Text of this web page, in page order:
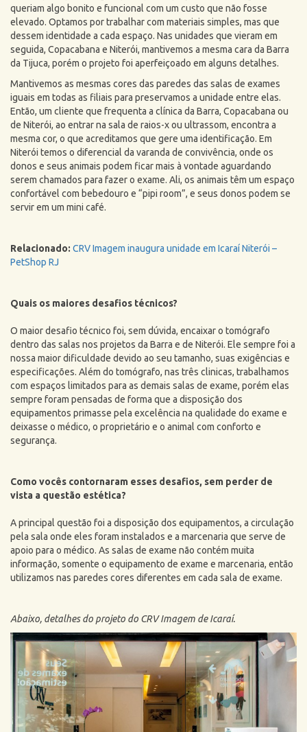
queriam algo bonito e funcional com um custo que não fosse
elevado. Optamos por trabalhar com materiais simples, mas que
dessem identidade a cada espaço. Nas unidades que vieram em
seguida, Copacabana e Niterói, mantivemos a mesma cara da Barra
da Tijuca, porém o projeto foi aperfeiçoado em alguns detalhes.
Mantivemos as mesmas cores das paredes das salas de exames
iguais em todas as filiais para preservamos a unidade entre elas.
Então, um cliente que frequenta a clínica da Barra, Copacabana ou
de Niterói, ao entrar na sala de raios-x ou ultrassom, encontra a
mesma cor, o que acreditamos que gere uma identificação. Em
Niterói temos o diferencial da varanda de convivência, onde os
donos e seus animais podem ficar mais à vontade aguardando
serem chamados para fazer o exame. Ali, os animais têm um espaço
confortável com bebedouro e “pipi room”, e seus donos podem se
servir em um mini café.
Relacionado: CRV Imagem inaugura unidade em Icaraí Niterói –
PetShop RJ
Quais os maiores desafios técnicos?
O maior desafio técnico foi, sem dúvida, encaixar o tomógrafo
dentro das salas nos projetos da Barra e de Niterói. Ele sempre foi a
nossa maior dificuldade devido ao seu tamanho, suas exigências e
especificações. Além do tomógrafo, nas três clinicas, trabalhamos
com espaços limitados para as demais salas de exame, porém elas
sempre foram pensadas de forma que a disposição dos
equipamentos primasse pela excelência na qualidade do exame e
deixasse o médico, o proprietário e o animal com conforto e
segurança.
Como vocês contornaram esses desafios, sem perder de
vista a questão estética?
A principal questão foi a disposição dos equipamentos, a circulação
pela sala onde eles foram instalados e a marcenaria que serve de
apoio para o médico. As salas de exame não contém muita
informação, somente o equipamento de exame e marcenaria, então
utilizamos nas paredes cores diferentes em cada sala de exame.
Abaixo, detalhes do projeto do CRV Imagem de Icaraí.